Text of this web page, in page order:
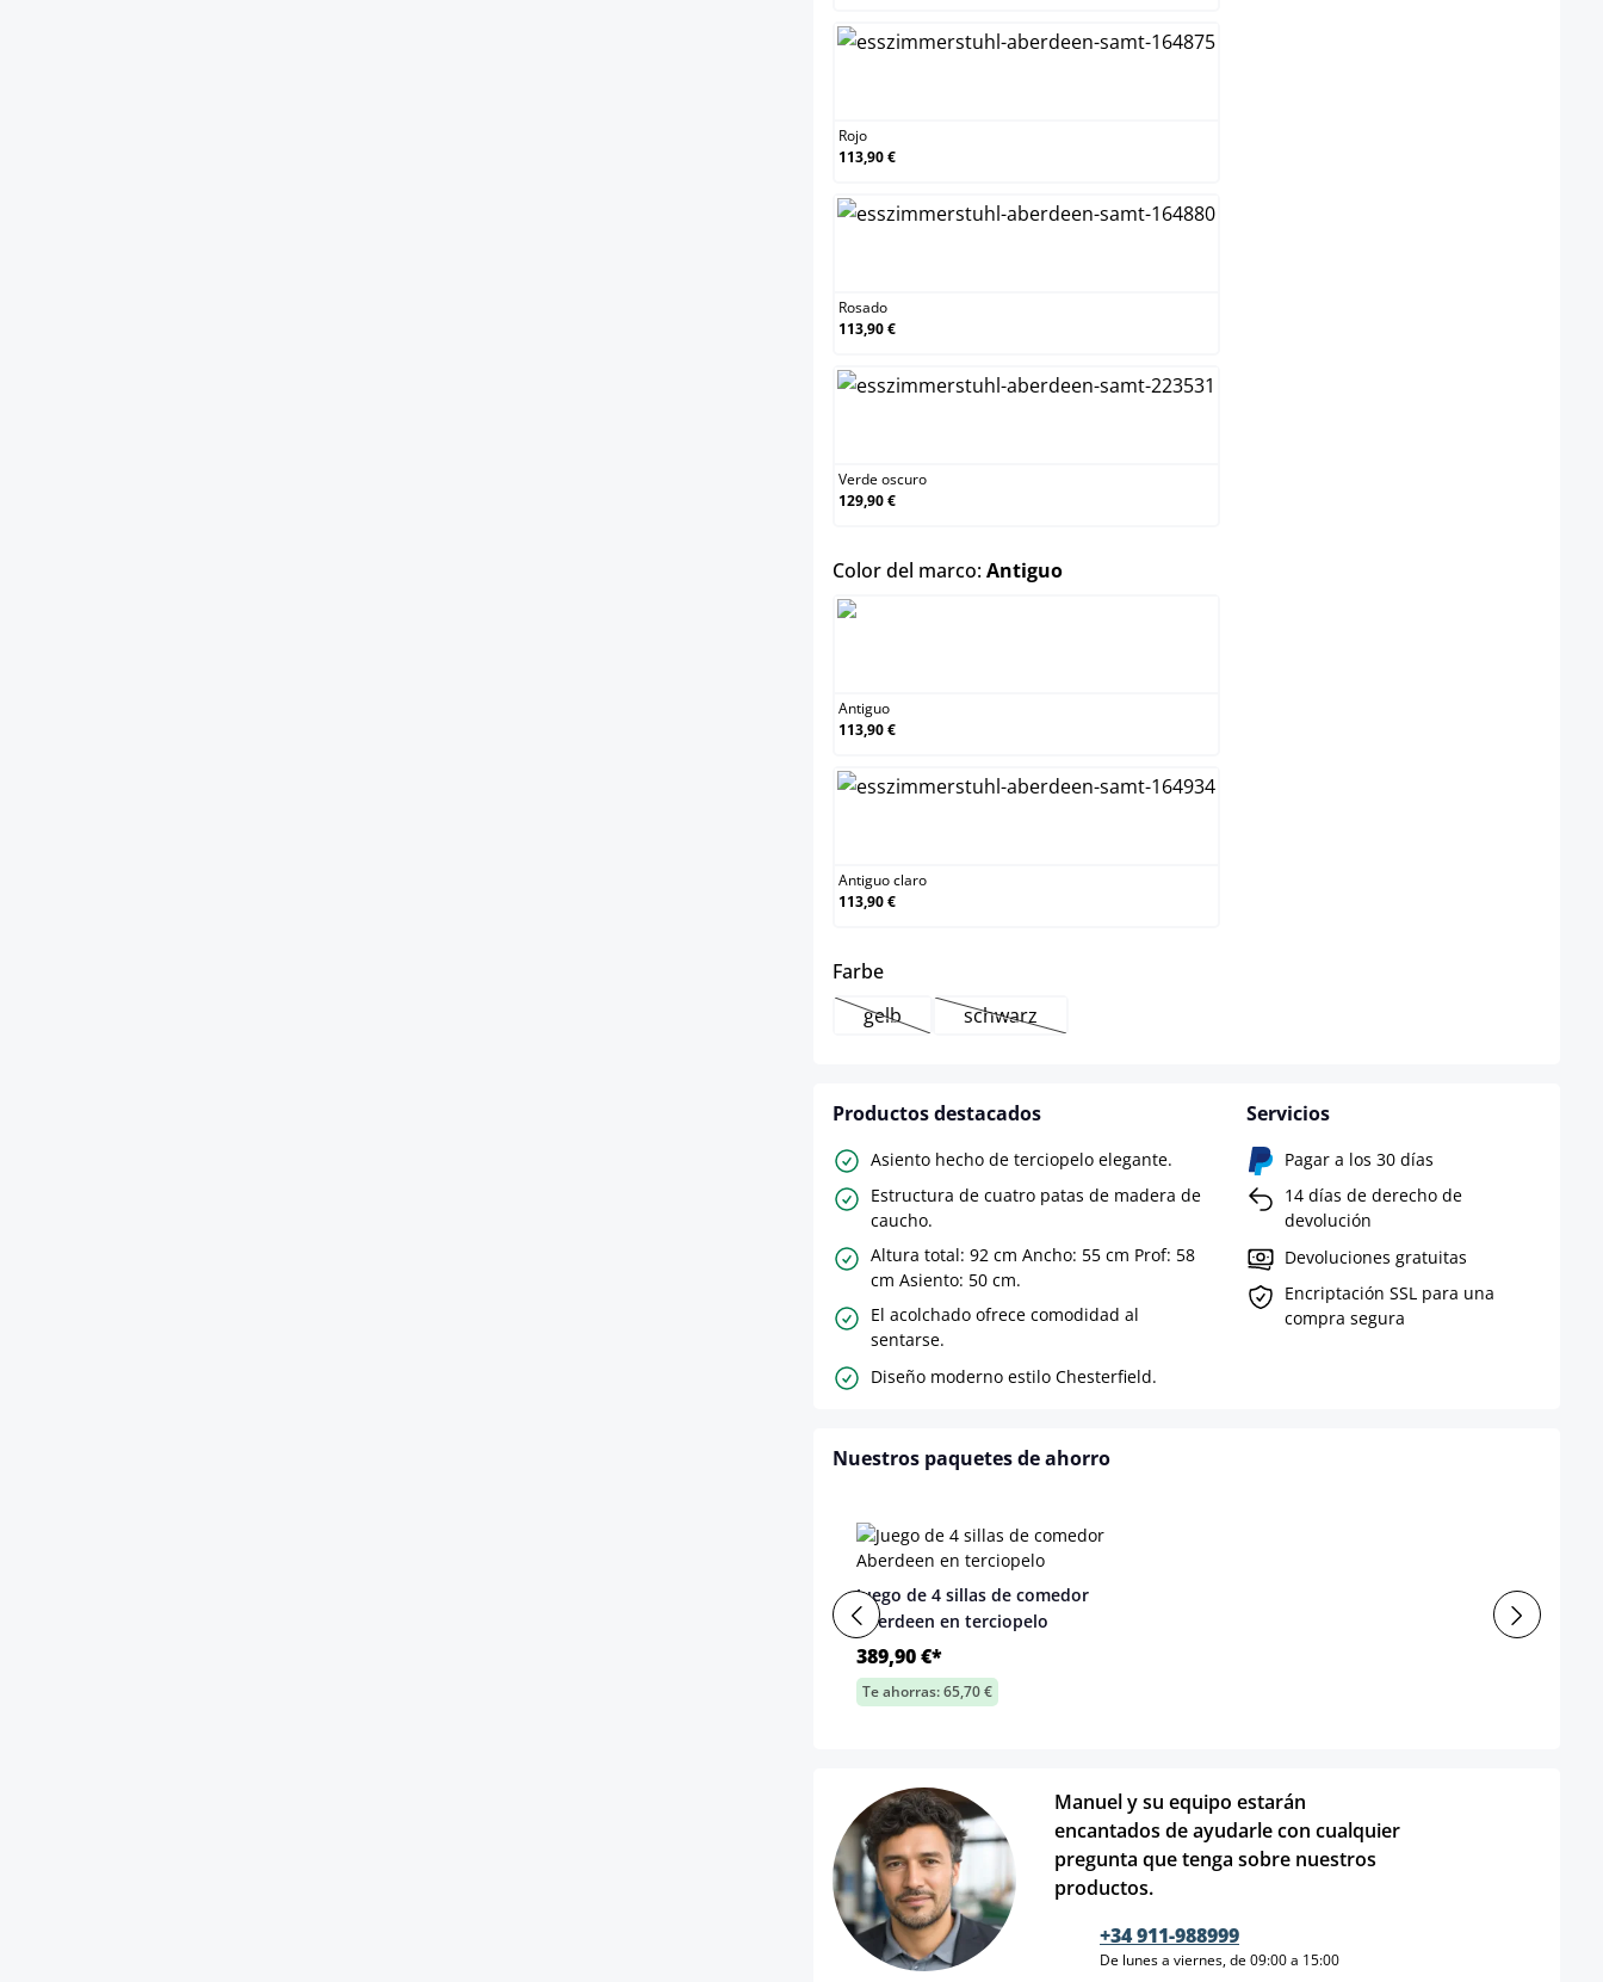
Rojo
113,90 €
Rosado
113,90 €
Verde oscuro
129,90 €
Color del marco:Antiguoselect
Antiguo
113,90 €
Antiguo claro
113,90 €
Farbeselect
gelb(Esta opción no está disponible en este momento.)
schwarz(Esta opción no está disponible en este momento.)
Productos destacados
Asiento hecho de terciopelo elegante.
Estructura de cuatro patas de madera de
caucho.
Altura total: 92 cm Ancho: 55 cm Prof: 58
cm Asiento: 50 cm.
El acolchado ofrece comodidad al
sentarse.
Diseño moderno estilo Chesterfield.
Servicios
Pagar a los 30 días
14 días de derecho de
devolución
Devoluciones gratuitas
Encriptación SSL para una
compra segura
Nuestros paquetes de ahorro
Juego de 4 sillas de comedor
Aberdeen en terciopelo
389,90 €*
Te ahorras: 65,70 €
Manuel y su equipo estarán
encantados de ayudarle con cualquier
pregunta que tenga sobre nuestros
productos.
+34 911-988999
De lunes a viernes, de 09:00 a 15:00